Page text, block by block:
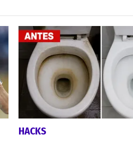
HACKS